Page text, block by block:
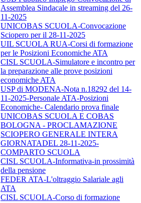
Assemblea Sindacale in streaming del 26-
11-2025
UNICOBAS SCUOLA-Convocazione
Sciopero per il 28-11-2025
UIL SCUOLA RUA-Corsi di formazione
per le Posizioni Economiche ATA
CISL SCUOLA-Simulatore e incontro per
la preparazione alle prove posizioni
economiche ATA
USP di MODENA-Nota n.18292 del 14-
11-2025-Personale ATA-Posizioni
Economiche- Calendario prova finale
UNICOBAS SCUOLA E COBAS
BOLOGNA - PROCLAMAZIONE
SCIOPERO GENERALE INTERA
GIORNATADEL 28-11-2025-
COMPARTO SCUOLA
CISL SCUOLA-Informativa-in prossimità
della pensione
FEDER ATA-L'oltraggio Salariale agli
ATA
CISL SCUOLA-Corso di formazione